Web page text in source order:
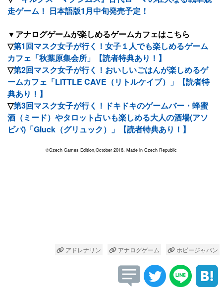
走ゲーム！ 日本語版1月中旬発売予定！
▼アナログゲームが楽しめるゲームカフェはこちら
▽第1回マスク女子が行く！女子１人でも楽しめるゲーム
カフェ「秋葉原集会所」【読者特典あり！】
▽第2回マスク女子が行く！おいしいごはんが楽しめるゲ
ームカフェ「LITTLE CAVE（リトルケイブ）」【読者特
典あり！】
▽第3回マスク女子が行く！ドキドキのゲームバー・蜂蜜
酒（ミード）やタロット占いも楽しめる大人の酒場(アソ
ビバ)「Gluck（グリュック）」【読者特典あり！】
©Czech Games Edition,October 2016. Made in Czech Republic
アドレナリン アナログゲーム ホビージャパン